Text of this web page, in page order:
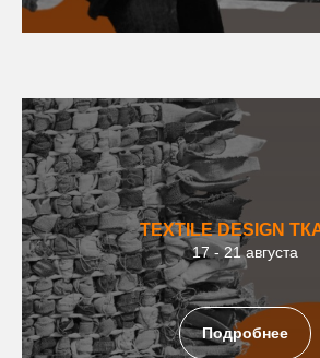
TEXTILE DESIGN
17 - 21 августа
Подробнее